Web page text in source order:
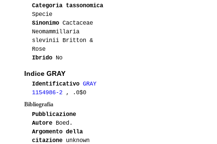
Categoria tassonomica
Specie
Sinonimo Cactaceae
Neomammillaria
slevinii Britton &
Rose
Ibrido No
Indice GRAY
Identificativo GRAY
1154986-2 , .0$0
Bibliografia
Pubblicazione
Autore Boed.
Argomento della
citazione unknown